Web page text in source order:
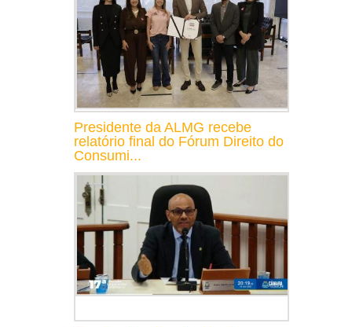
Presidente da ALMG recebe
relatório final do Fórum Direito do
Consumi...